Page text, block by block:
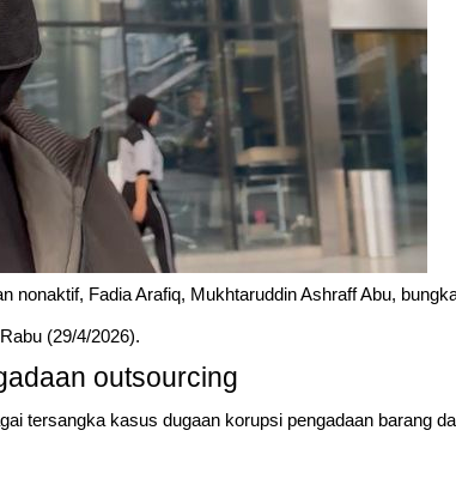
nonaktif, Fadia Arafiq, Mukhtaruddin Ashraff Abu,
(29/4/2026).
outsourcing
tersangka kasus dugaan korupsi pengadaan barang